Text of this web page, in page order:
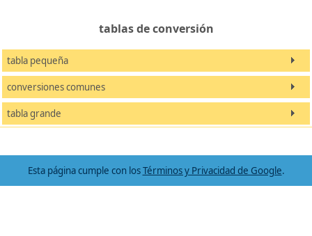
tablas de conversión
tabla pequeña
conversiones comunes
tabla grande
Esta página cumple con losTérminos y Privacidad de Google.